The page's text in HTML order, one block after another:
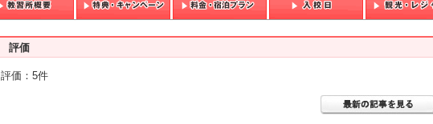
評価
評価：5件